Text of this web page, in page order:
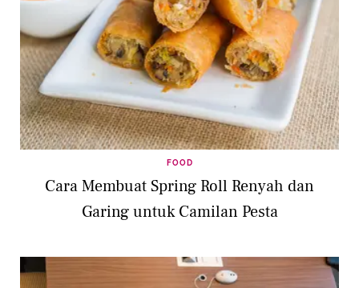
FOOD
Cara Membuat Spring Roll Renyah dan
Garing untuk Camilan Pesta